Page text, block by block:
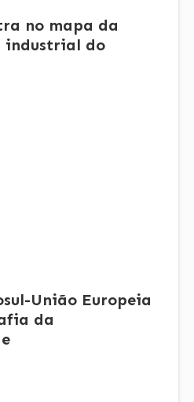
no mapa da
industrial do
União Europeia
da